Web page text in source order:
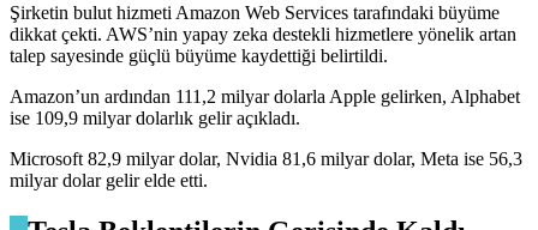
Şirketin bulut hizmeti Amazon Web Services tarafındaki büyüme
dikkat çekti. AWS’nin yapay zeka destekli hizmetlere yönelik artan
talep sayesinde güçlü büyüme kaydettiği belirtildi.
Amazon’un ardından 111,2 milyar dolarla Apple gelirken, Alphabet
ise 109,9 milyar dolarlık gelir açıkladı.
Microsoft 82,9 milyar dolar, Nvidia 81,6 milyar dolar, Meta ise 56,3
milyar dolar gelir elde etti.